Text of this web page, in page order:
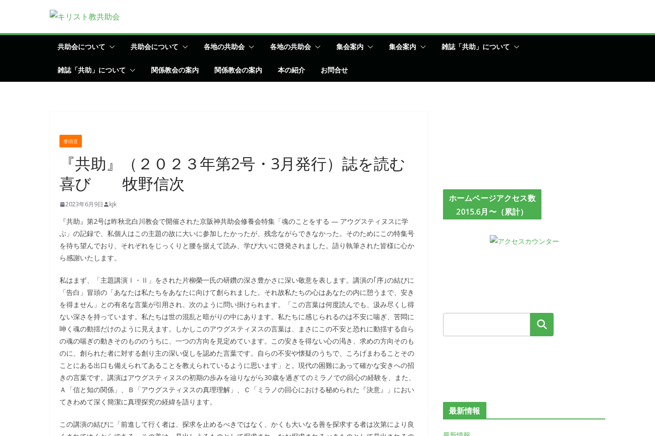
テ
共助会について 共助会について 各地の共助会 各地の共助会 集会案内 集会案内 雑誌「共助」について
雑誌「共助」について 関係教会の案内 関係教会の案内 本の紹介 お問合せ
巻頭言
『共助』（２０２３年第2号・3月発行）誌を読む
喜び 牧野信次
2023年6月9日 kjk
『共助』第2号は昨秋北白川教会で開催された京阪神共助会修養会特集「魂のことをする ― アウグスティヌスに学
ぶ」の記録で、私個人はこの主題の故に大いに参加したかったが、残念ながらできなかった。そのためにこの特集号
を待ち望んでおり、それぞれをじっくりと腰を据えて読み、学び大いに啓発されました。語り執筆された皆様に心か
ら感謝いたします。
私はまず、「主題講演Ⅰ・Ⅱ」をされた片柳榮一氏の研鑽の深さ豊かさに深い敬意を表します。講演の｢序｣の結びに
「告白」冒頭の「あなたは私たちをあなたに向けて創られました。それ故私たちの心はあなたの内に憩うまで、安き
を得ません」との有名な言葉が引用され、次のように問い掛けられます。「この言葉は何度読んでも、汲み尽くし得
ない深さを持っています。私たちは世の混乱と暗がりの中にあります。私たちに感じられるのは不安に喘ぎ、苦悶に
呻く魂の動揺だけのように見えます。しかしこのアウグスティヌスの言葉は、まさにこの不安と恐れに動揺する自ら
の魂の喘ぎの動きそのもののうちに、一つの方向を見定めています。この安きを得ない心の渇き、求めの方向そのも
のに、創られた者に対する創り主の深い促しを認めた言葉です。自らの不安や懐疑のうちで、ころげまわることその
ことにある出口も備えられてあることを教えられているように思います」と。現代の困難にあって確かな安きへの招
きの言葉です。講演はアウグスティヌスの初期の歩みを辿りながら30歳を過ぎてのミラノでの回心の経験を、また、
Ａ「信と知の関係」、Ｂ「アウグスティヌスの真理理解」、Ｃ「ミラノの回心における秘められた『決意』」におい
てきわめて深く簡潔に真理探究の経緯を語ります。
この講演の結びに「前進して行く者は、探求を止めるべきではなく、かくも大いなる善を探求する者は次第により良
ホームページアクセス数
2015.6月〜（累計）
検索
最新情報